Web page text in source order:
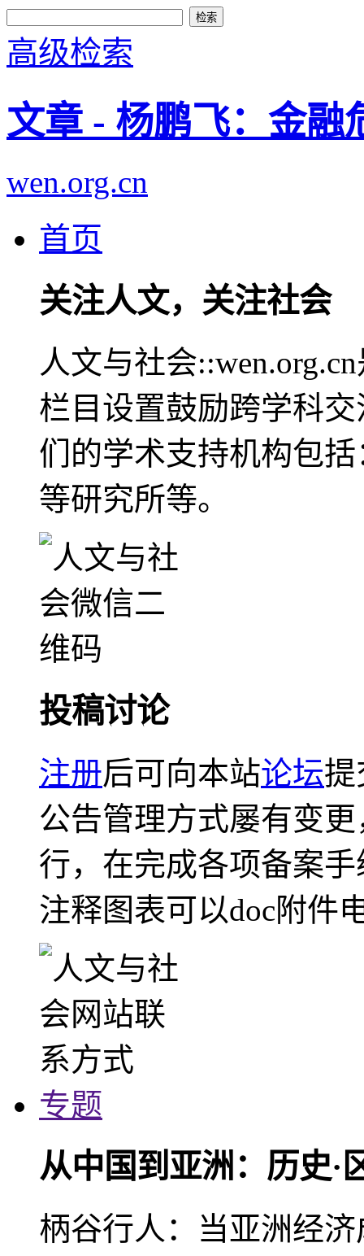
高级检索
文章 - 杨鹏飞：金融
wen.org.cn
首页
关注人文，关注社会
人文与社会
栏目设置鼓励跨学科
们的学术支持机构包
等研究所等。
投稿讨论
注册后可向本站论坛提
公告管理方式屡有变
行，在完成各项备案
注释图表可以doc附件
专题
从中国到亚洲：历史·
柄谷行人：当亚洲经